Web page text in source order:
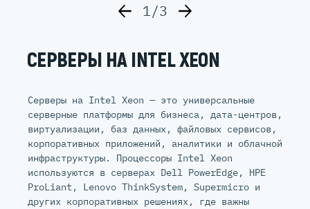
1/3
СЕРВЕРЫ НА INTEL XEON
Серверы на Intel Xeon — это универсальные
серверные платформы для бизнеса, дата-центров,
виртуализации, баз данных, файловых сервисов,
корпоративных приложений, аналитики и облачной
инфраструктуры. Процессоры Intel Xeon
используются в серверах Dell PowerEdge, HPE
ProLiant, Lenovo ThinkSystem, Supermicro и
других корпоративных решениях, где важны